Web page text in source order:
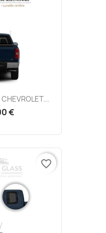
€
favorite_border